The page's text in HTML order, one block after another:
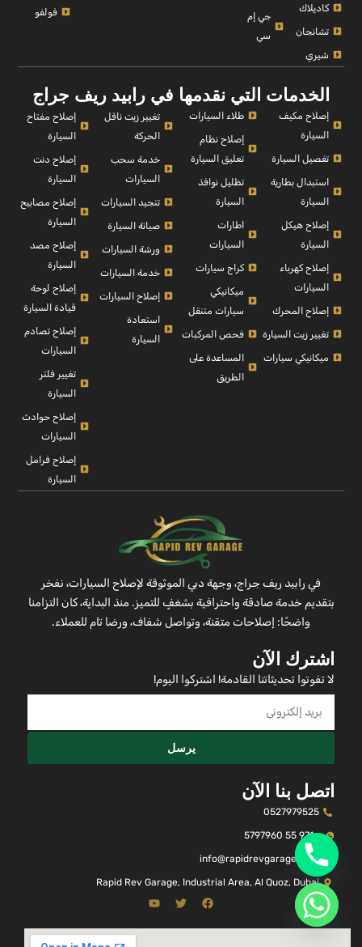
كاديلاك
تشانجان
شيري
جي إم
سي
فولفو
الخدمات التي نقدمها في رابيد ريف جراج
إصلاح مكيف
السيارة
تفصيل السيارة
استبدال بطارية
السيارة
إصلاح هيكل
السيارة
إصلاح كهرباء
السيارات
إصلاح المحرك
تغيير زيت السيارة
ميكانيكي سيارات
طلاء السيارات
إصلاح نظام
تعليق السيارة
تظليل نوافذ
السيارة
اطارات
السيارات
كراج سيارات
ميكانيكي
سيارات متنقل
فحص المركبات
المساعدة على
الطريق
تغيير زيت ناقل
الحركة
خدمة سحب
السيارات
تنجيد السيارات
صيانة السيارة
ورشة السيارات
خدمة السيارات
إصلاح السيارات
استعادة
السيارة
إصلاح مفتاح
السيارة
إصلاح دنت
السيارة
إصلاح مصابيح
السيارة
إصلاح مصد
السيارة
إصلاح لوحة
قيادة السيارة
إصلاح تصادم
السيارات
تغيير فلتر
السيارة
إصلاح حوادث
السيارات
إصلاح فرامل
السيارة
في رابيد ريف جراج، وجهة دبي الموثوقة لإصلاح السيارات، نفخر
بتقديم خدمة صادقة واحترافية بشغفٍ للتميز. منذ البداية، كان التزامنا
واضحًا: إصلاحات متقنة، وتواصل شفاف، ورضا تام للعملاء.
اشترك الآن
لا تفوتوا تحديثاتنا القادمة! اشتركوا اليوم!
يرسل
اتصل بنا الآن
0527979525
+971 55 5797960
info@rapidrevgarage.com
Rapid Rev Garage, Industrial Area, Al Quoz, Dubai